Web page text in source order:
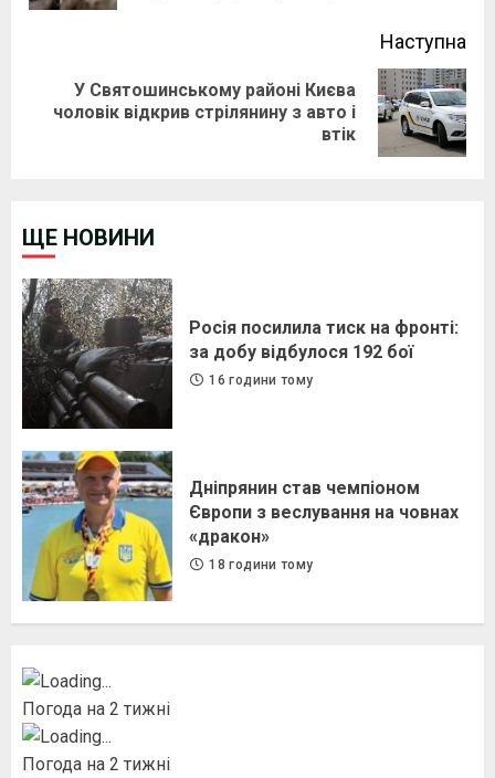
Наступна
Next
У Святошинському районі Києва
чоловік відкрив стрілянину з авто і
втік
ЩЕ НОВИНИ
Росія посилила тиск на фронті:
за добу відбулося 192 бої
16 години тому
Дніпрянин став чемпіоном
Європи з веслування на човнах
«дракон»
18 години тому
Погода на 2 тижні
Погода на 2 тижні